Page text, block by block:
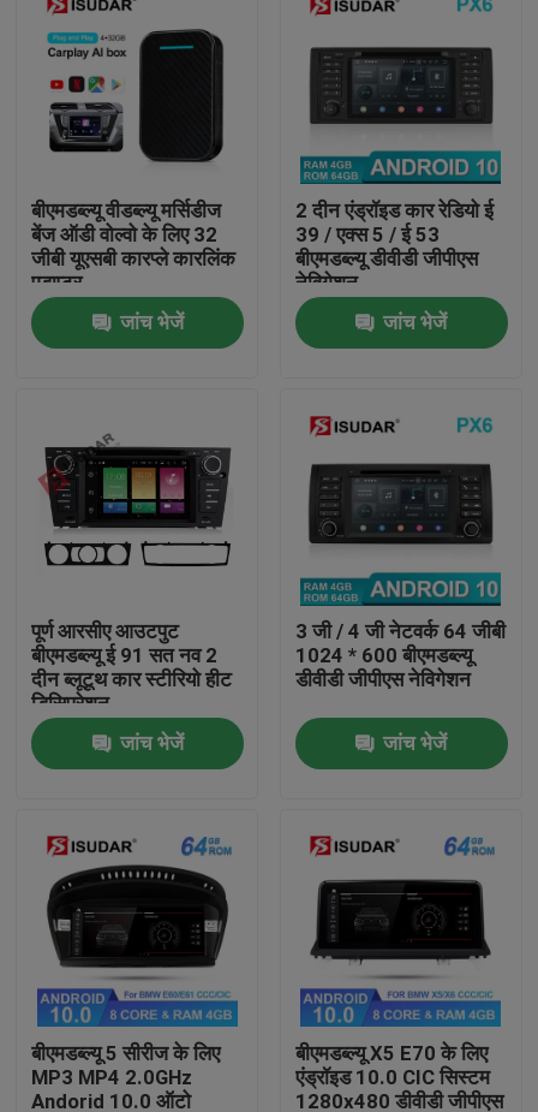
उत्पादों
हमारे बारे में
कारखाना भ्रमण
गुणवत्ता नियंत्रण
समाचार
मामलों
एक उद्धरण का अनुरोध करें
Shopping
बीएमडब्ल्यू वीडब्ल्यू मर्सिडीज
बेंज ऑडी वोल्वो के लिए 32
जीबी यूएसबी कारप्ले कारलिंक
एडाप्टर
जांच भेजें
2 दीन एंड्रॉइड कार रेडियो ई
39 / एक्स 5 / ई 53
बीएमडब्ल्यू डीवीडी जीपीएस
नेविगेशन
जांच भेजें
पूर्ण आरसीए आउटपुट
बीएमडब्ल्यू ई 91 सत नव 2
दीन ब्लूटूथ कार स्टीरियो हीट
डिसिप्रेशन
जांच भेजें
3 जी / 4 जी नेटवर्क 64 जीबी
1024 * 600 बीएमडब्ल्यू
डीवीडी जीपीएस नेविगेशन
जांच भेजें
बीएमडब्ल्यू 5 सीरीज के लिए
MP3 MP4 2.0GHz
Andorid 10.0 ऑटो
बीएमडब्ल्यू X5 E70 के लिए
एंड्रॉइड 10.0 CIC सिस्टम
1280x480 डीवीडी जीपीएस